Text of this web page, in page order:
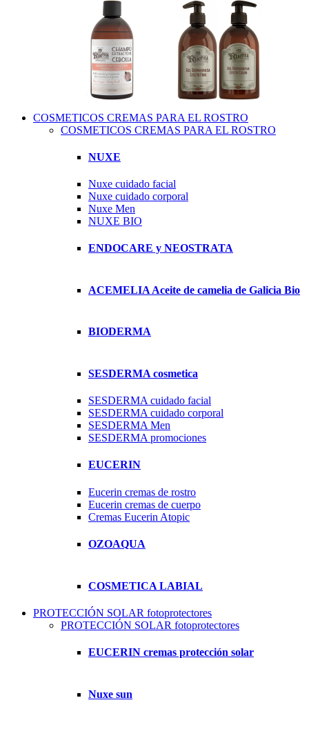
COSMETICOS CREMAS PARA EL ROSTRO
COSMETICOS CREMAS PARA EL ROSTRO
NUXE
Nuxe cuidado facial
Nuxe cuidado corporal
Nuxe Men
NUXE BIO
ENDOCARE y NEOSTRATA
ACEMELIA Aceite de camelia de Galicia Bio
BIODERMA
SESDERMA cosmetica
SESDERMA cuidado facial
SESDERMA cuidado corporal
SESDERMA Men
SESDERMA promociones
EUCERIN
Eucerin cremas de rostro
Eucerin cremas de cuerpo
Cremas Eucerin Atopic
OZOAQUA
COSMETICA LABIAL
PROTECCIÓN SOLAR fotoprotectores
PROTECCIÓN SOLAR fotoprotectores
EUCERIN cremas protección solar
Nuxe sun